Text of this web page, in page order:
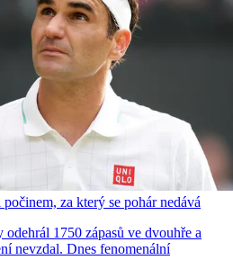
za který se pohár nedává
1750 zápasů ve dvouhře a
nevzdal. Dnes fenomenální